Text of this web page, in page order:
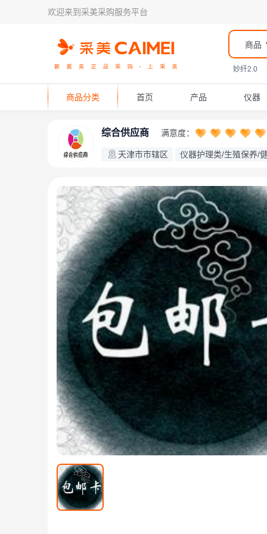
欢迎来到采美采购服务平台
商品
妙纤2.0
商品分类 首页 产品 仪器
综合供应商 满意度：
天津市市辖区 仪器护理类/生殖保养/